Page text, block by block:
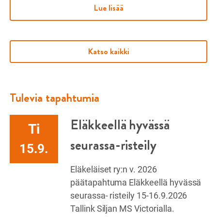
Lue lisää
Katso kaikki
Tulevia tapahtumia
Ti
15.9.
Eläkkeellä hyvässä
seurassa-risteily
Eläkeläiset ry:n v. 2026
päätapahtuma Eläkkeellä hyvässä
seurassa- risteily 15-16.9.2026
Tallink Siljan MS Victorialla.